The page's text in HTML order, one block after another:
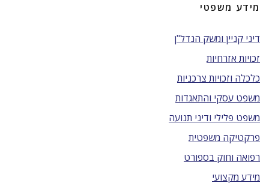
מידע משפטי
דיני קניין ומשק הנדל"ן
זכויות אזרחיות
כלכלה וזכויות צרכניות
משפט עסקי והתאגדות
משפט פלילי ודיני תנועה
פרקטיקה משפטית
רפואה וחוק בספורט
מידע מקצועי